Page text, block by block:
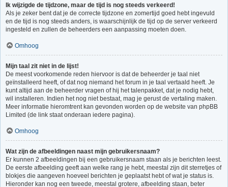
Ik wijzigde de tijdzone, maar de tijd is nog steeds verkeerd!
Als je zeker bent dat je de correcte tijdzone en zomertijd goed hebt ingevuld
en de tijd is nog steeds anders, is waarschijnlijk de tijd op de server verkeerd
ingesteld en zullen de beheerders een aanpassing moeten doen.
Omhoog
Mijn taal zit niet in de lijst!
De meest voorkomende reden hiervoor is dat de beheerder je taal niet
geïnstalleerd heeft, of dat nog niemand het forum in je taal vertaald heeft. Je
kunt altijd aan de beheerder vragen of hij het talenpakket, dat je nodig hebt,
wil installeren. Indien het nog niet bestaat, mag je gerust de vertaling maken.
Meer informatie hieromtrent kan gevonden worden op de website van phpBB
Limited (de link staat onderaan iedere pagina).
Omhoog
Wat zijn de afbeeldingen naast mijn gebruikersnaam?
Er kunnen 2 afbeeldingen bij een gebruikersnaam staan als je berichten leest.
De eerste afbeelding geeft aan welke rang je hebt, meestal zijn dit sterretjes of
blokjes die aangeven hoeveel berichten je geplaatst hebt of wat je status is.
Hieronder kan nog een tweede, meestal grotere, afbeelding staan, beter